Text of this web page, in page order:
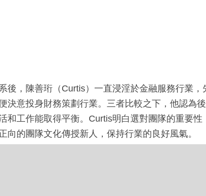
後，陳善珩（Curtis）一直浸淫於金融服務行業，
決意投身財務策劃行業。三者比較之下，他認為
和工作能取得平衡。Curtis明白選對團隊的重要性
的團隊文化傳授新人，保持行業的良好風氣。